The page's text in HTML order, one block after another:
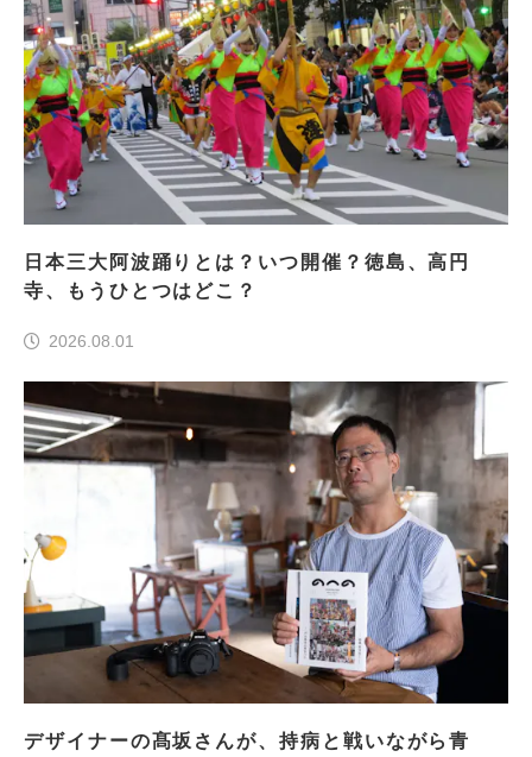
日本三大阿波踊りとは？いつ開催？徳島、高円
寺、もうひとつはどこ？
2026.08.01
デザイナーの髙坂さんが、持病と戦いながら青